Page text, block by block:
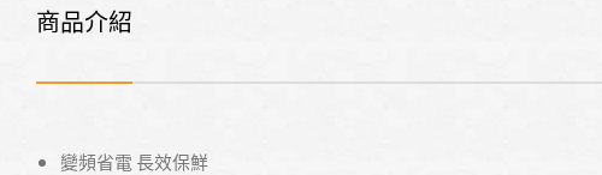
商品介紹
變頻省電 長效保鮮